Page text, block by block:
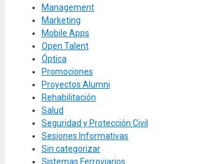
Management
Marketing
Mobile Apps
Open Talent
Óptica
Promociones
Proyectos Alumni
Rehabilitación
Salud
Seguridad y Protección Civil
Sesiones Informativas
Sin categorizar
Sistemas Ferroviarios